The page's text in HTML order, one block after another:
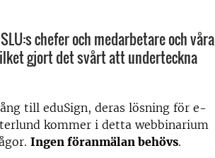
chefer och medarbetare och våra
gjort det svårt att underteckna
till eduSign, deras lösning för e-
kommer i detta webbinarium
Ingen föranmälan behövs.